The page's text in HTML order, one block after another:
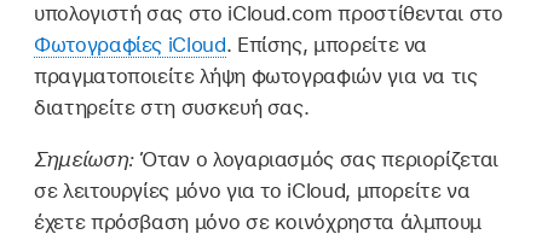
υπολογιστή σας στο iCloud.com προστίθενται στο
Φωτογραφίες iCloud. Επίσης, μπορείτε να
πραγματοποιείτε λήψη φωτογραφιών για να τις
διατηρείτε στη συσκευή σας.
Σημείωση: Όταν ο λογαριασμός σας περιορίζεται
σε λειτουργίες μόνο για το iCloud, μπορείτε να
έχετε πρόσβαση μόνο σε κοινόχρηστα άλμπουμ